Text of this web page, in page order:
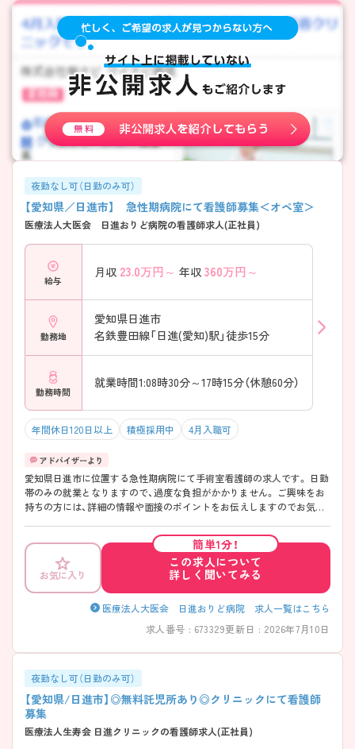
夜勤なし可（日勤のみ可）
【愛知県／日進市】 急性期病院にて看護師募集＜オペ室＞
医療法人大医会 日進おりど病院の看護師求人(正社員)
給与
月収 23.0万円～ 年収 360万円～
勤務地
愛知県日進市
名鉄豊田線「日進(愛知)駅」徒歩15分
勤務時間
就業時間1:08時30分～17時15分（休憩60分）
年間休日120日以上 積極採用中 4月入職可
愛知県日進市に位置する急性期病院にて手術室看護師の求人です。 日勤
帯のみの就業となりますので、過度な負担がかかりません。 ご興味をお
持ちの方には、詳細の情報や面接のポイントをお伝えしますのでお気軽
お気に入り
簡単1分！
この求人について
詳しく聞いてみる
医療法人大医会 日進おりど病院 求人一覧はこちら
求人番号 : 673329更新日 : 2026年7月10日
夜勤なし可（日勤のみ可）
【愛知県/日進市】◎無料託児所あり◎クリニックにて看護師
募集
医療法人生寿会 日進クリニックの看護師求人(正社員)